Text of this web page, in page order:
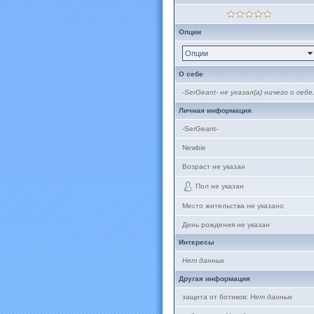
Опции
Опции
О себе
-SerGeant- не указал(а) ничего о себе.
Личная информация
-SerGeant-
Newbie
Возраст не указан
Пол не указан
Место жительства не указано
День рождения не указан
Интересы
Нет данных
Другая информация
защита от ботиков: Нет данных